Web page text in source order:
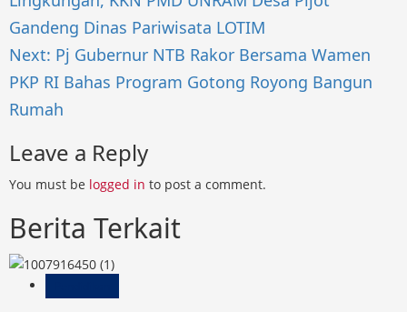
Gandeng Dinas Pariwisata LOTIM
Next: Pj Gubernur NTB Rakor Bersama Wamen
PKP RI Bahas Program Gotong Royong Bangun
Rumah
Leave a Reply
You must be logged in to post a comment.
Berita Terkait